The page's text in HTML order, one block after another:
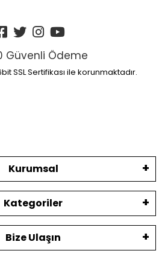
Güvenli Ödeme
SSL Sertifikası ile korunmaktadır.
Kurumsal
Kategoriler
Bize Ulaşın